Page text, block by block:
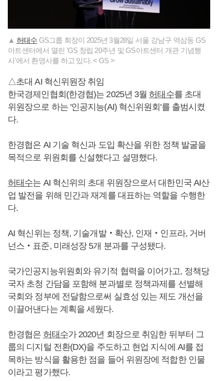
▲ 허태수 GS그룹 회장이 2025년 3월28일 서울 강남구 역삼동 GS
아트센터에서 열린 'GS 창립 20주년 및 GS아트센터 개관 기념행
사'에서 환영사를 하고 있다. < GS >
△초대 AI 혁신위원장 취임
한국경제인협회(한경협)는 2025년 3월허태수를 초대
위원장으로 하는 '인공지능(AI) 혁신위원회'를 출범시켰
다.
한경협은 AI 기술 혁신과 도입 확산을 위한 정책 발굴을
목적으로 위원회를 신설했다고 설명했다.
허태수는 AI 혁신위의 초대 위원장으로서 대한민국 AI산
업 발전을 위해 민간과 재계를 대표하는 역할을 수행한
다.
AI 혁신위는 정책, 기술개발‧확산, 인재‧인프라, 거버
넌스‧표준, 미래성장 5개 분과를 구성됐다.
국가인공지능위원회와 유기적 협력을 이어가고, 정책당
국자 초청 간담을 포함해 분과별로 정책과제를 선별해
국회와 정부에 전달함으로써 실효성 있는 제도 개선을
이끌어낸다는 계획을 세웠다.
한경협은 허태수가 2020년 회장으로 취임한 뒤부터 그
룹의 디지털 전환(DX)을 주도하고 현업 지식에 AI를 접
목하는 방식을 활용한 점을 들어 위원장에 적합한 인물
이라고 평가했다.